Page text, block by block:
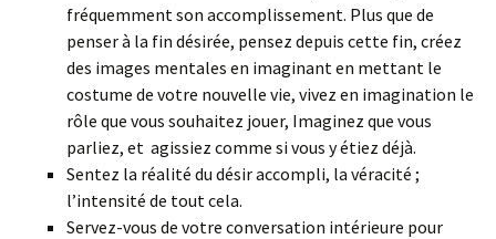
fréquemment son accomplissement. Plus que de
penser à la fin désirée, pensez depuis cette fin, créez
des images mentales en imaginant en mettant le
costume de votre nouvelle vie, vivez en imagination le
rôle que vous souhaitez jouer, Imaginez que vous
parliez, et agissiez comme si vous y étiez déjà.
Sentez la réalité du désir accompli, la véracité ;
l’intensité de tout cela.
Servez-vous de votre conversation intérieure pour